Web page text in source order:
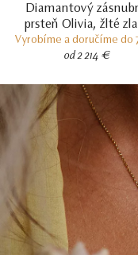
Diamantový
prsteň Olivia, žlté
Vyrobíme a doručíme do
od 2 214 €